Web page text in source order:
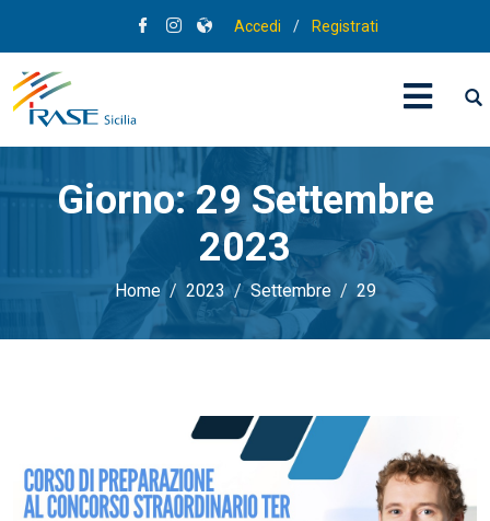
Accedi / Registrati
Giorno:29 Settembre
2023
Home 2023 Settembre 29